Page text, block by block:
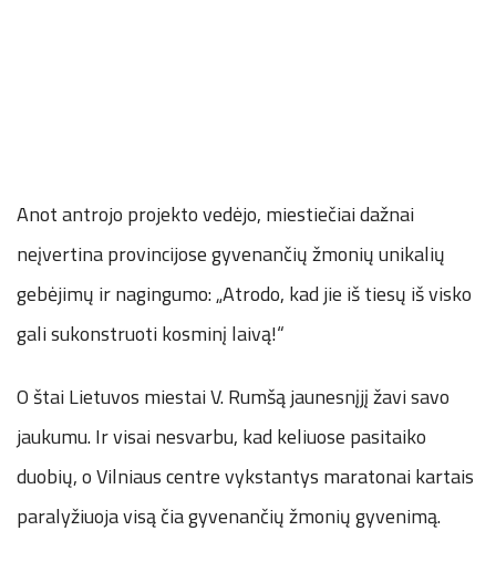
Anot antrojo projekto vedėjo, miestiečiai dažnai
neįvertina provincijose gyvenančių žmonių unikalių
gebėjimų ir nagingumo: „Atrodo, kad jie iš tiesų iš visko
gali sukonstruoti kosminį laivą!“
O štai Lietuvos miestai V. Rumšą jaunesnįjį žavi savo
jaukumu. Ir visai nesvarbu, kad keliuose pasitaiko
duobių, o Vilniaus centre vykstantys maratonai kartais
paralyžiuoja visą čia gyvenančių žmonių gyvenimą.